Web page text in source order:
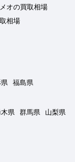
オの買取相場
相場
福島県
県 群馬県
山梨県